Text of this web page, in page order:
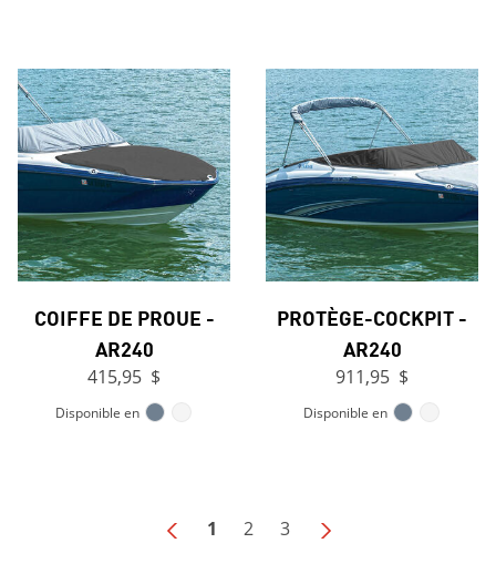
COIFFE DE PROUE -
AR240
415,95 $
Disponible en
PROTÈGE-COCKPIT -
AR240
911,95 $
Disponible en
1 2 3